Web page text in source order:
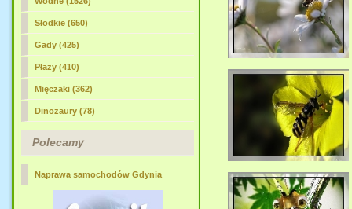
Słodkie (650)
Gady (425)
Płazy (410)
Mięczaki (362)
Dinozaury (78)
Polecamy
Naprawa samochodów Gdynia